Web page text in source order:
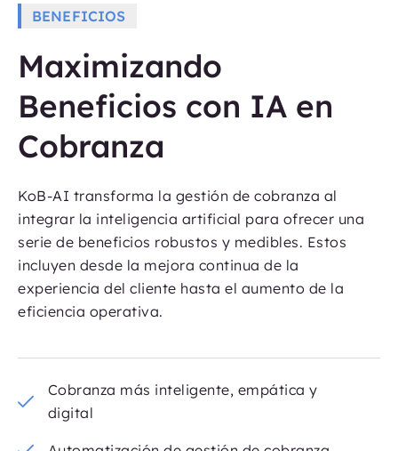
BENEFICIOS
Maximizando
Beneficios con IA en
Cobranza
KoB-AI transforma la gestión de cobranza al
integrar la inteligencia artificial para ofrecer una
serie de beneficios robustos y medibles. Estos
incluyen desde la mejora continua de la
experiencia del cliente hasta el aumento de la
eficiencia operativa.
Cobranza más inteligente, empática y
digital